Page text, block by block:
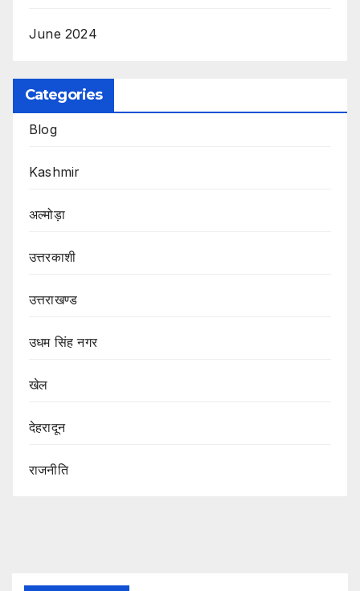
June 2024
Categories
Blog
Kashmir
अल्मोड़ा
उत्तरकाशी
उत्तराखण्ड
उधम सिंह नगर
खेल
देहरादून
राजनीति